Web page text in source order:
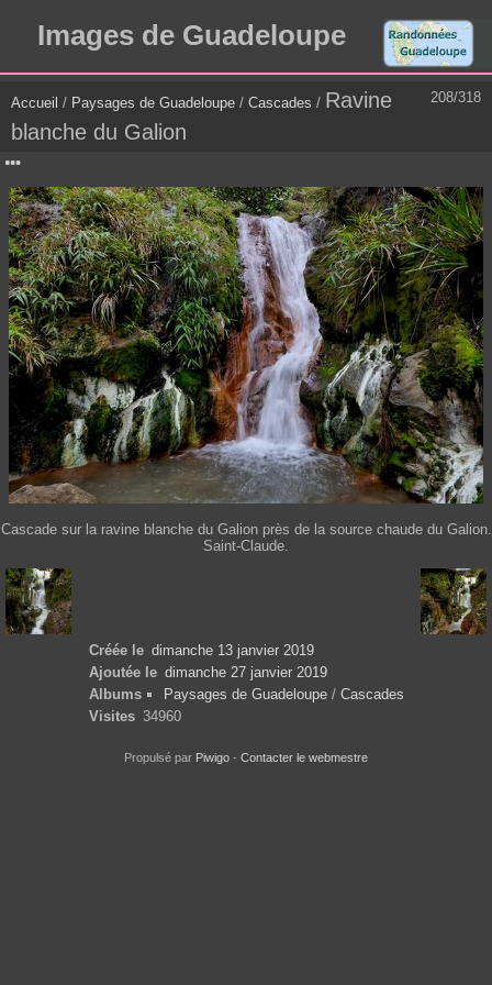
Images de Guadeloupe
208/318
Accueil / Paysages de Guadeloupe / Cascades / Ravine
blanche du Galion
Cascade sur la ravine blanche du Galion près de la source chaude du Galion.
Saint-Claude.
Créée le dimanche 13 janvier 2019
Ajoutée le dimanche 27 janvier 2019
Albums
Paysages de Guadeloupe/ Cascades
Visites 34960
Propulsé par Piwigo - Contacter le webmestre